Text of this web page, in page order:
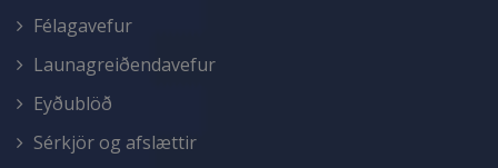
Félagavefur
Launagreiðendavefur
Eyðublöð
Sérkjör og afslættir